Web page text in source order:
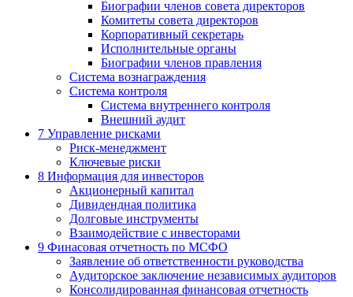
Биографии членов совета директоров
Комитеты совета директоров
Корпоративный секретарь
Исполнительные органы
Биографии членов правления
Система вознаграждения
Система контроля
Система внутреннего контроля
Внешний аудит
7 Управление рисками
Риск-менеджмент
Ключевые риски
8 Информация для инвесторов
Акционерный капитал
Дивидендная политика
Долговые инструменты
Взаимодействие с инвеcторами
9 Финасовая отчетность по МСФО
Заявление об ответственности руководства
Аудиторское заключение независимых аудиторов
Консолидированная финансовая отчетность